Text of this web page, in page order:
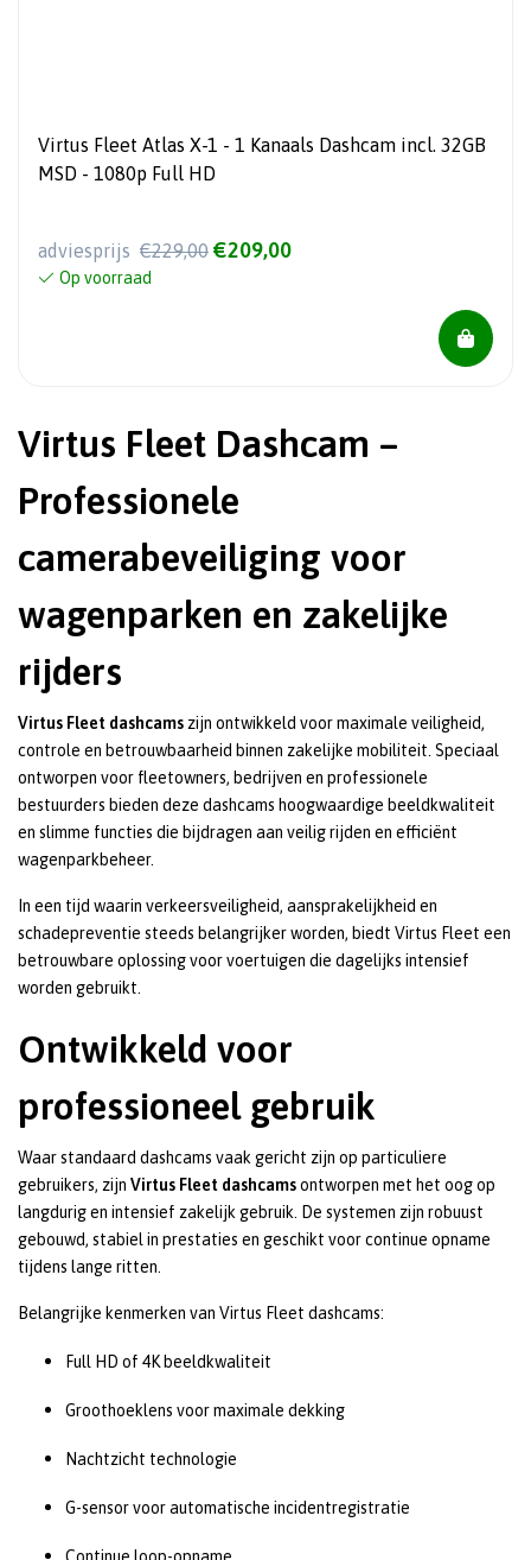
Virtus Fleet Atlas X-1 - 1 Kanaals Dashcam incl. 32GB
MSD - 1080p Full HD
adviesprijs €229,00 €209,00
Op voorraad
Virtus Fleet Dashcam –
Professionele
camerabeveiliging voor
wagenparken en zakelijke
rijders
Virtus Fleet dashcamszijn ontwikkeld voor maximale veiligheid,
controle en betrouwbaarheid binnen zakelijke mobiliteit. Speciaal
ontworpen voor fleetowners, bedrijven en professionele
bestuurders bieden deze dashcams hoogwaardige beeldkwaliteit
en slimme functies die bijdragen aan veilig rijden en efficiënt
wagenparkbeheer.
In een tijd waarin verkeersveiligheid, aansprakelijkheid en
schadepreventie steeds belangrijker worden, biedt Virtus Fleet een
betrouwbare oplossing voor voertuigen die dagelijks intensief
worden gebruikt.
Ontwikkeld voor
professioneel gebruik
Waar standaard dashcams vaak gericht zijn op particuliere
gebruikers, zijn Virtus Fleet dashcamsontworpen met het oog op
langdurig en intensief zakelijk gebruik. De systemen zijn robuust
gebouwd, stabiel in prestaties en geschikt voor continue opname
tijdens lange ritten.
Belangrijke kenmerken van Virtus Fleet dashcams:
Full HD of 4K beeldkwaliteit
Groothoeklens voor maximale dekking
Nachtzicht technologie
G-sensor voor automatische incidentregistratie